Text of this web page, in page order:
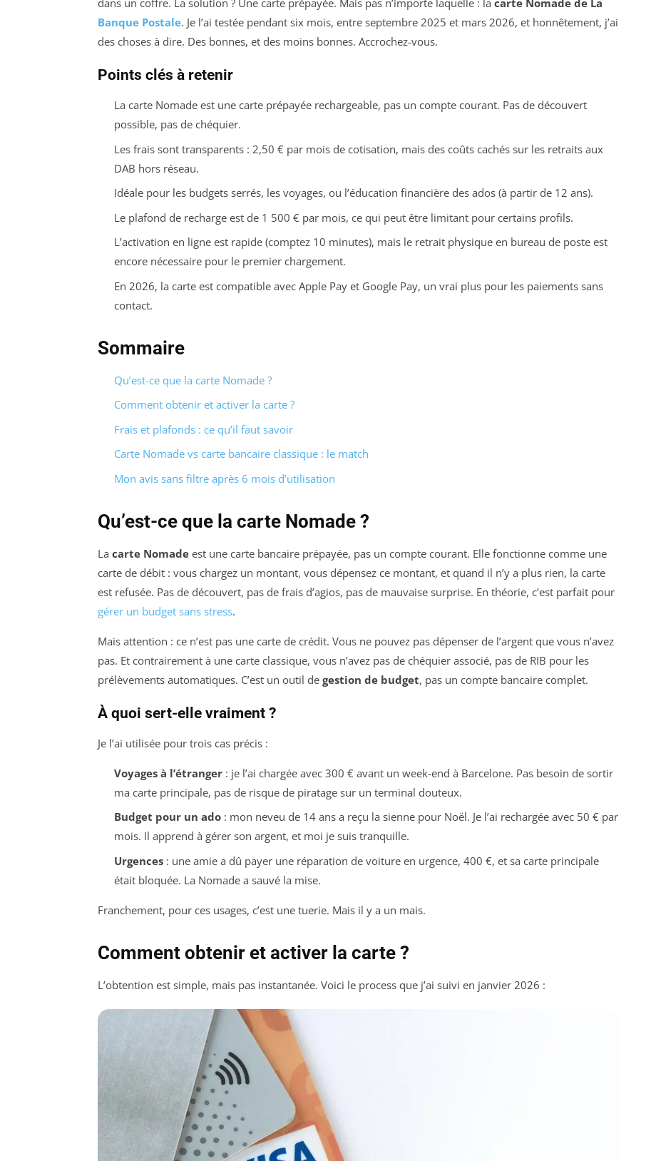
dans un coffre. La solution ? Une carte prépayée. Mais pas n’importe laquelle : la carte Nomade de La
Banque Postale. Je l’ai testée pendant six mois, entre septembre 2025 et mars 2026, et honnêtement, j’ai
des choses à dire. Des bonnes, et des moins bonnes. Accrochez-vous.
Points clés à retenir
La carte Nomade est une carte prépayée rechargeable, pas un compte courant. Pas de découvert
possible, pas de chéquier.
Les frais sont transparents : 2,50 € par mois de cotisation, mais des coûts cachés sur les retraits aux
DAB hors réseau.
Idéale pour les budgets serrés, les voyages, ou l’éducation financière des ados (à partir de 12 ans).
Le plafond de recharge est de 1 500 € par mois, ce qui peut être limitant pour certains profils.
L’activation en ligne est rapide (comptez 10 minutes), mais le retrait physique en bureau de poste est
encore nécessaire pour le premier chargement.
En 2026, la carte est compatible avec Apple Pay et Google Pay, un vrai plus pour les paiements sans
contact.
Sommaire
Qu’est-ce que la carte Nomade ?
Comment obtenir et activer la carte ?
Frais et plafonds : ce qu’il faut savoir
Carte Nomade vs carte bancaire classique : le match
Mon avis sans filtre après 6 mois d’utilisation
Qu’est-ce que la carte Nomade ?
La carte Nomade est une carte bancaire prépayée, pas un compte courant. Elle fonctionne comme une
carte de débit : vous chargez un montant, vous dépensez ce montant, et quand il n’y a plus rien, la carte
est refusée. Pas de découvert, pas de frais d’agios, pas de mauvaise surprise. En théorie, c’est parfait pour
gérer un budget sans stress.
Mais attention : ce n’est pas une carte de crédit. Vous ne pouvez pas dépenser de l’argent que vous n’avez
pas. Et contrairement à une carte classique, vous n’avez pas de chéquier associé, pas de RIB pour les
prélèvements automatiques. C’est un outil de gestion de budget, pas un compte bancaire complet.
À quoi sert-elle vraiment ?
Je l’ai utilisée pour trois cas précis :
Voyages à l’étranger: je l’ai chargée avec 300 € avant un week-end à Barcelone. Pas besoin de sortir
ma carte principale, pas de risque de piratage sur un terminal douteux.
Budget pour un ado: mon neveu de 14 ans a reçu la sienne pour Noël. Je l’ai rechargée avec 50 € par
mois. Il apprend à gérer son argent, et moi je suis tranquille.
Urgences: une amie a dû payer une réparation de voiture en urgence, 400 €, et sa carte principale
était bloquée. La Nomade a sauvé la mise.
Franchement, pour ces usages, c’est une tuerie. Mais il y a un mais.
Comment obtenir et activer la carte ?
L’obtention est simple, mais pas instantanée. Voici le process que j’ai suivi en janvier 2026 :